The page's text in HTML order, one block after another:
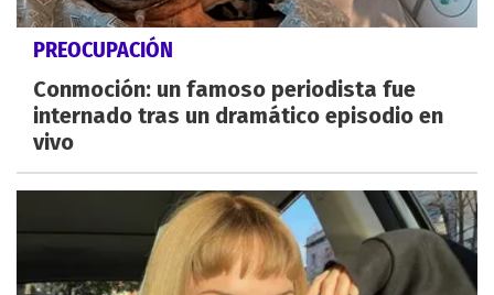
PREOCUPACIÓN
Conmoción: un famoso periodista fue
internado tras un dramático episodio en
vivo